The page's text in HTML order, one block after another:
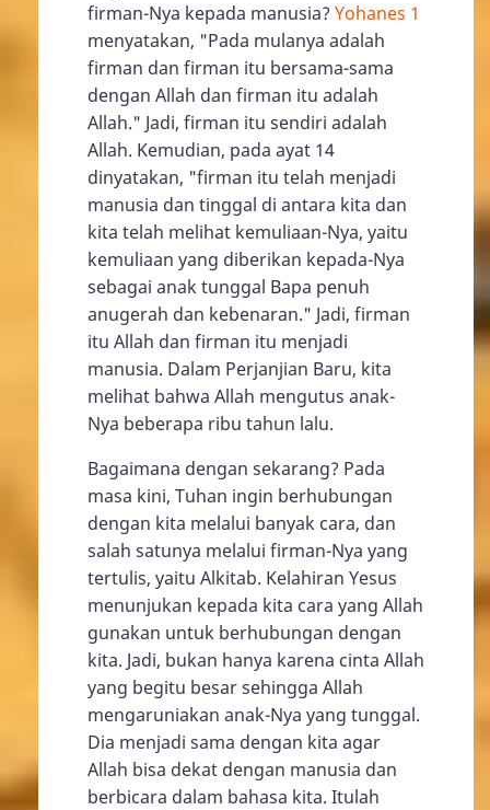
firman-Nya kepada manusia? Yohanes 1
menyatakan, "Pada mulanya adalah
firman dan firman itu bersama-sama
dengan Allah dan firman itu adalah
Allah." Jadi, firman itu sendiri adalah
Allah. Kemudian, pada ayat 14
dinyatakan, "firman itu telah menjadi
manusia dan tinggal di antara kita dan
kita telah melihat kemuliaan-Nya, yaitu
kemuliaan yang diberikan kepada-Nya
sebagai anak tunggal Bapa penuh
anugerah dan kebenaran." Jadi, firman
itu Allah dan firman itu menjadi
manusia. Dalam Perjanjian Baru, kita
melihat bahwa Allah mengutus anak-
Nya beberapa ribu tahun lalu.
Bagaimana dengan sekarang? Pada
masa kini, Tuhan ingin berhubungan
dengan kita melalui banyak cara, dan
salah satunya melalui firman-Nya yang
tertulis, yaitu Alkitab. Kelahiran Yesus
menunjukan kepada kita cara yang Allah
gunakan untuk berhubungan dengan
kita. Jadi, bukan hanya karena cinta Allah
yang begitu besar sehingga Allah
mengaruniakan anak-Nya yang tunggal.
Dia menjadi sama dengan kita agar
Allah bisa dekat dengan manusia dan
berbicara dalam bahasa kita. Itulah